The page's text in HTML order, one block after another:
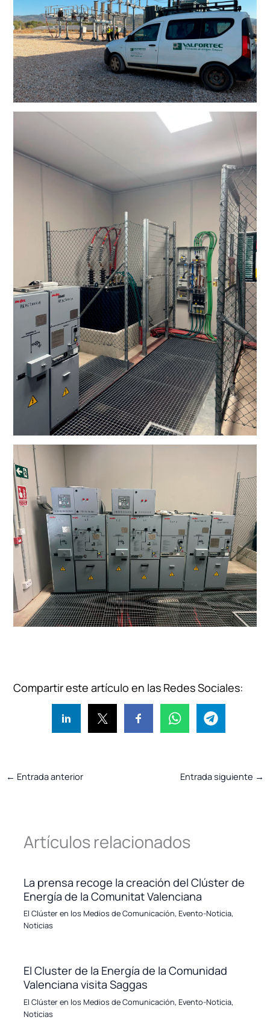
Compartir este artículo en las Redes Sociales:
← Entrada anterior Entrada siguiente →
Artículos relacionados
La prensa recoge la creación del Clúster de
Energía de la Comunitat Valenciana
El Clúster en los Medios de Comunicación,Evento-Noticia,
Noticias
El Cluster de la Energía de la Comunidad
Valenciana visita Saggas
El Clúster en los Medios de Comunicación,Evento-Noticia,
Noticias